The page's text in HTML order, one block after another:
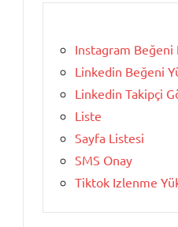
Instagram Beğeni
Linkedin Beğeni
Linkedin Takipçi
Liste
Sayfa Listesi
SMS Onay
Tiktok Izlenme